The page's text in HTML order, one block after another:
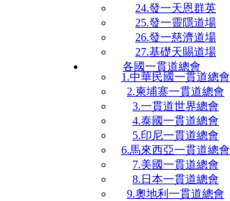
24.發一天恩群英
25.發一靈隱道場
26.發一慈濟道場
27.基礎天賜道場
各國一貫道總會
1.中華民國一貫道總會
2.柬埔寨一貫道總會
3.一貫道世界總會
4.泰國一貫道總會
5.印尼一貫道總會
6.馬來西亞一貫道總會
7.美國一貫道總會
8.日本一貫道總會
9.奧地利一貫道總會